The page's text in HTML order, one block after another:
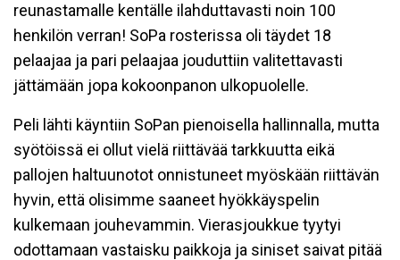
reunastamalle kentälle ilahduttavasti noin 100
henkilön verran! SoPa rosterissa oli täydet 18
pelaajaa ja pari pelaajaa jouduttiin valitettavasti
jättämään jopa kokoonpanon ulkopuolelle.
Peli lähti käyntiin SoPan pienoisella hallinnalla, mutta
syötöissä ei ollut vielä riittävää tarkkuutta eikä
pallojen haltuunotot onnistuneet myöskään riittävän
hyvin, että olisimme saaneet hyökkäyspelin
kulkemaan jouhevammin. Vierasjoukkue tyytyi
odottamaan vastaisku paikkoja ja siniset saivat pitää